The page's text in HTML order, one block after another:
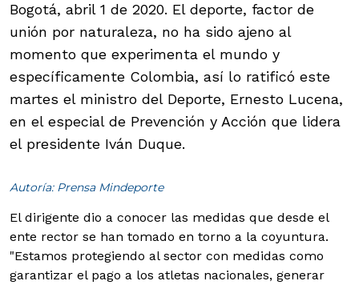
Bogotá, abril 1 de 2020. El deporte, factor de
unión por naturaleza, no ha sido ajeno al
momento que experimenta el mundo y
específicamente Colombia, así lo ratificó este
martes el ministro del Deporte, Ernesto Lucena,
en el especial de Prevención y Acción que lidera
el presidente Iván Duque.
Autoría: Prensa Mindeporte
El dirigente dio a conocer las medidas que desde el
ente rector se han tomado en torno a la coyuntura.
"Estamos protegiendo al sector con medidas como
garantizar el pago a los atletas nacionales, generar